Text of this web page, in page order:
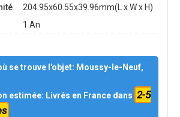
204.95x60.55x39.96mm(L x W x H)
1 An
se trouve l'objet: Moussy-le-Neuf,
estimée: Livrés en France dans 2-5